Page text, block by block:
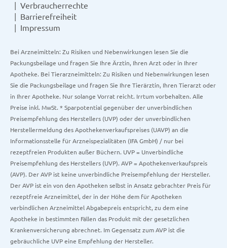
Verbraucherrechte
Barrierefreiheit
Impressum
Bei Arzneimitteln: Zu Risiken und Nebenwirkungen lesen Sie die
Packungsbeilage und fragen Sie Ihre Ärztin, Ihren Arzt oder in Ihrer
Apotheke. Bei Tierarzneimitteln: Zu Risiken und Nebenwirkungen lesen
Sie die Packungsbeilage und fragen Sie Ihre Tierärztin, Ihren Tierarzt oder
in Ihrer Apotheke. Nur solange Vorrat reicht. Irrtum vorbehalten. Alle
Preise inkl. MwSt. * Sparpotential gegenüber der unverbindlichen
Preisempfehlung des Herstellers (UVP) oder der unverbindlichen
Herstellermeldung des Apothekenverkaufspreises (UAVP) an die
Informationsstelle für Arzneispezialitäten (IFA GmbH) / nur bei
rezeptfreien Produkten außer Büchern. UVP = Unverbindliche
Preisempfehlung des Herstellers (UVP). AVP = Apothekenverkaufspreis
(AVP). Der AVP ist keine unverbindliche Preisempfehlung der Hersteller.
Der AVP ist ein von den Apotheken selbst in Ansatz gebrachter Preis für
rezeptfreie Arzneimittel, der in der Höhe dem für Apotheken
verbindlichen Arzneimittel Abgabepreis entspricht, zu dem eine
Apotheke in bestimmten Fällen das Produkt mit der gesetzlichen
Krankenversicherung abrechnet. Im Gegensatz zum AVP ist die
gebräuchliche UVP eine Empfehlung der Hersteller.